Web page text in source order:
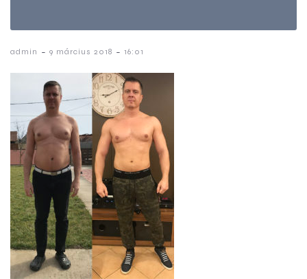
admin - 9 március 2018 - 16:01